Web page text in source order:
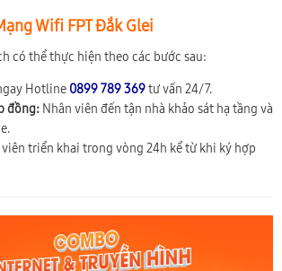
Wifi FPT Đắk Glei
có thể thực hiện theo các bước sau:
Hotline 0899 789 369tư vấn 24/7.
đồng: Nhân viên đến tận nhà khảo sát hạ tầng và
viên triển khai trong vòng 24h kể từ khi ký hợp